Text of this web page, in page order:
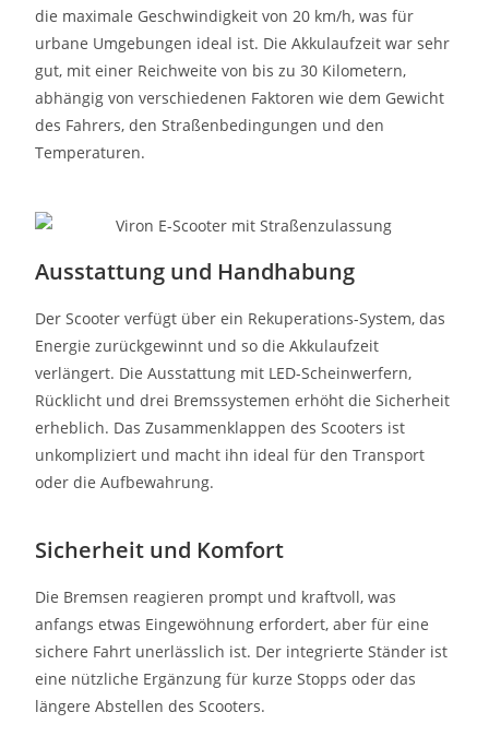
die maximale Geschwindigkeit von 20 km/h, was für
urbane Umgebungen ideal ist. Die Akkulaufzeit war sehr
gut, mit einer Reichweite von bis zu 30 Kilometern,
abhängig von verschiedenen Faktoren wie dem Gewicht
des Fahrers, den Straßenbedingungen und den
Temperaturen.
Ausstattung und Handhabung
Der Scooter verfügt über ein Rekuperations-System, das
Energie zurückgewinnt und so die Akkulaufzeit
verlängert. Die Ausstattung mit LED-Scheinwerfern,
Rücklicht und drei Bremssystemen erhöht die Sicherheit
erheblich. Das Zusammenklappen des Scooters ist
unkompliziert und macht ihn ideal für den Transport
oder die Aufbewahrung.
Sicherheit und Komfort
Die Bremsen reagieren prompt und kraftvoll, was
anfangs etwas Eingewöhnung erfordert, aber für eine
sichere Fahrt unerlässlich ist. Der integrierte Ständer ist
eine nützliche Ergänzung für kurze Stopps oder das
längere Abstellen des Scooters.